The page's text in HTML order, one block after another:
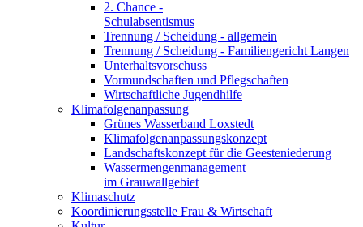
2. Chance -
Schulabsentismus
Trennung / Scheidung - allgemein
Trennung / Scheidung - Familiengericht Langen
Unterhaltsvorschuss
Vormundschaften und Pflegschaften
Wirtschaftliche Jugendhilfe
Klimafolgenanpassung
Grünes Wasserband Loxstedt
Klimafolgenanpassungskonzept
Landschaftskonzept für die Geesteniederung
Wassermengenmanagement
im Grauwallgebiet
Klimaschutz
Koordinierungsstelle Frau & Wirtschaft